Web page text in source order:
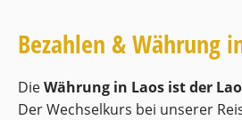
Bezahlen & Währung
DieWährung in Laos ist der
Der Wechselkurs bei unserer